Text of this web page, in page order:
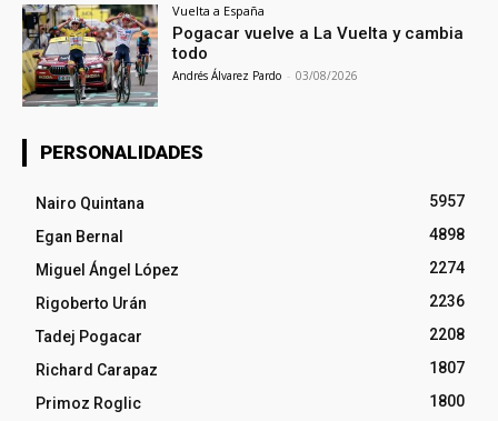
Vuelta a España
Pogacar vuelve a La Vuelta y cambia
todo
Andrés Álvarez Pardo - 03/08/2026
PERSONALIDADES
Nairo Quintana
5957
Egan Bernal
4898
Miguel Ángel López
2274
Rigoberto Urán
2236
Tadej Pogacar
2208
Richard Carapaz
1807
Primoz Roglic
1800